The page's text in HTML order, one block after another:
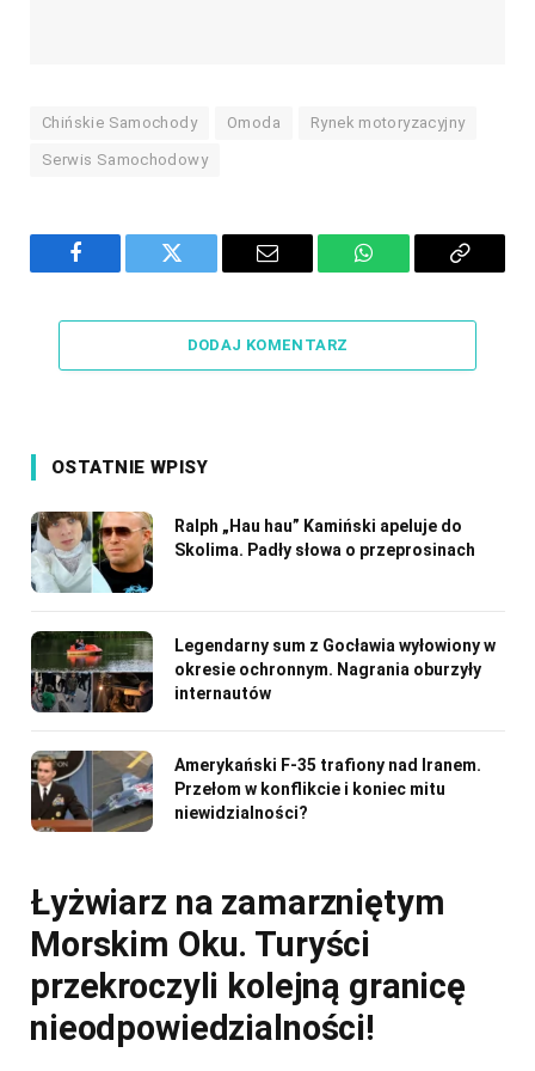
Chińskie Samochody Omoda Rynek motoryzacyjny
Serwis Samochodowy
Facebook Twitter Email WhatsAppCopy
DODAJ KOMENTARZ
OSTATNIE WPISY
Ralph „Hau hau” Kamiński apeluje do
Skolima. Padły słowa o przeprosinach
Legendarny sum z Gocławia wyłowiony w
okresie ochronnym. Nagrania oburzyły
internautów
Amerykański F-35 trafiony nad Iranem.
Przełom w konflikcie i koniec mitu
niewidzialności?
Łyżwiarz na zamarzniętym
Morskim Oku. Turyści
przekroczyli kolejną granicę
nieodpowiedzialności!